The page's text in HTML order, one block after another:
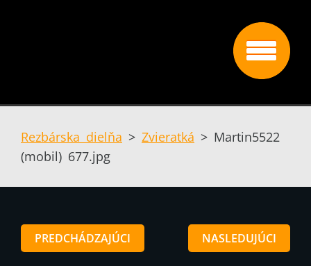
Rezbárska dielňa > Zvieratká > Martin5522
(mobil) 677.jpg
PREDCHÁDZAJÚCI NASLEDUJÚCI